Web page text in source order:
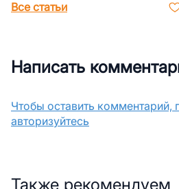
Все статьи
Написать
Чтобы оставить комментарий,
авторизуйтесь
Также рекомендуем